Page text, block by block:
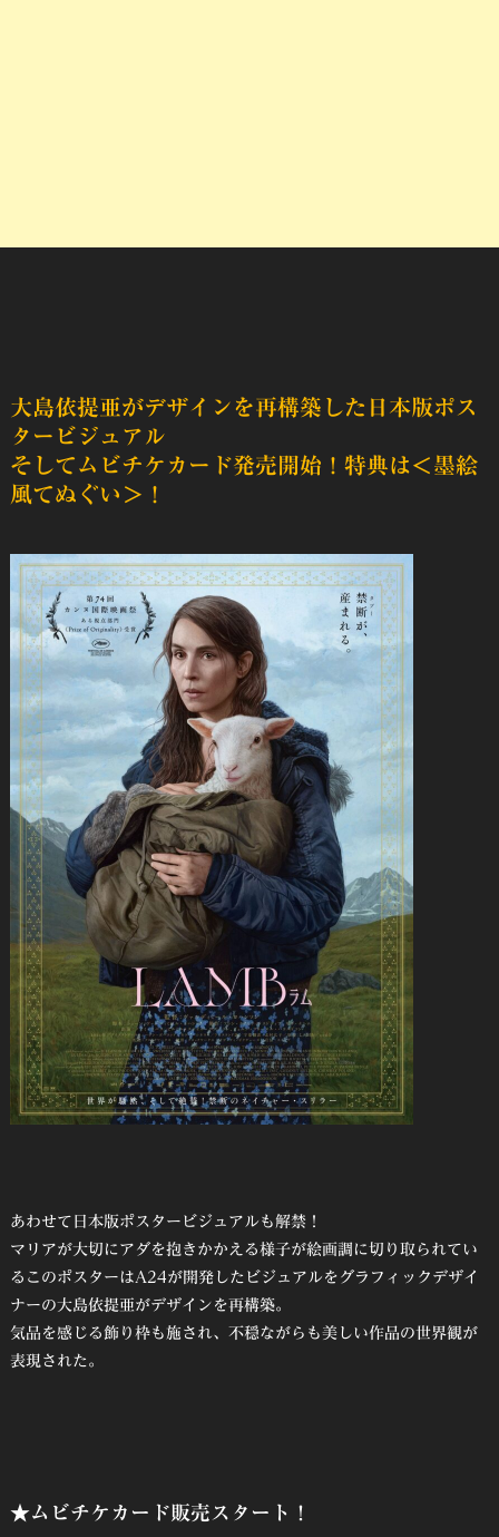
大島依提亜がデザインを再構築した日本版ポス
タービジュアル
そしてムビチケカード発売開始！特典は＜墨絵
風てぬぐい＞！
あわせて日本版ポスタービジュアルも解禁！
マリアが大切にアダを抱きかかえる様子が絵画調に切り取られてい
るこのポスターはA24が開発したビジュアルをグラフィックデザイ
ナーの大島依提亜がデザインを再構築。
気品を感じる飾り枠も施され、不穏ながらも美しい作品の世界観が
表現された。
★ムビチケカード販売スタート！